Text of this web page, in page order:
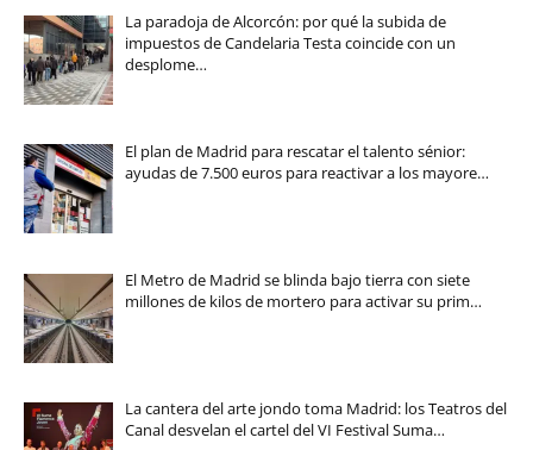
La paradoja de Alcorcón: por qué la subida de
impuestos de Candelaria Testa coincide con un
desplome…
El plan de Madrid para rescatar el talento sénior:
ayudas de 7.500 euros para reactivar a los mayore…
El Metro de Madrid se blinda bajo tierra con siete
millones de kilos de mortero para activar su prim…
La cantera del arte jondo toma Madrid: los Teatros del
Canal desvelan el cartel del VI Festival Suma…